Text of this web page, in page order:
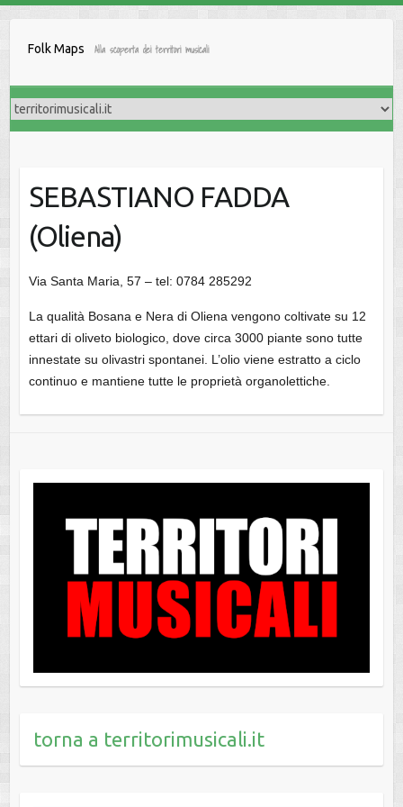
Folk Maps Alla scoperta dei territori musicali
SEBASTIANO FADDA
(Oliena)
Via Santa Maria, 57 – tel: 0784 285292
La qualità Bosana e Nera di Oliena vengono coltivate su 12
ettari di oliveto biologico, dove circa 3000 piante sono tutte
innestate su olivastri spontanei. L’olio viene estratto a ciclo
continuo e mantiene tutte le proprietà organolettiche.
torna a territorimusicali.it